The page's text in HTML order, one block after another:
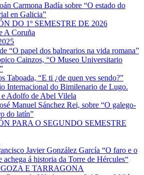
Carmona Badía sobre “O estado do
en Galicia”
DO 1º SEMESTRE DE 2026
A Coruña
“O papel dos balnearios na vida romana”
Cainzos, “O Museo Universitario
Taboada, “E ti ¿de quen ves sendo?”
Internacional do Bimilenario de Lugo.
Adolfo de Abel Vilela
Manuel Sánchez Rei, sobre “O galego-
do latín”
PARA O SEGUNDO SEMESTRE
Javier González García “O faro e o
achega á historia da Torre de Hércules“
E TARRAGONA